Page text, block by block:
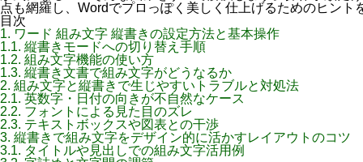
点も網羅し、Wordでプロっぽく美しく仕上げるためのヒン
目次
1. ワード 組み文字 縦書きの設定方法と基本操作
1.1. 縦書きモードへの切り替え手順
1.2. 組み文字機能の使い方
1.3. 縦書き文書で組み文字がどうなるか
2. 組み文字と縦書きで生じやすいトラブルと対処法
2.1. 英数字・日付の向きが不自然なケース
2.2. フォントによる見た目のズレ
2.3. テキストボックスや図表との干渉
3. 縦書きで組み文字をデザイン的に活かすレイアウトのコツ
3.1. タイトルや見出しでの組み文字活用例